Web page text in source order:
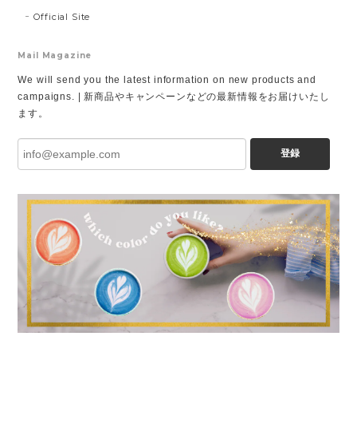
Official Site
Mail Magazine
We will send you the latest information on new products and
campaigns. | 新商品やキャンペーンなどの最新情報をお届けいたし
ます。
登録